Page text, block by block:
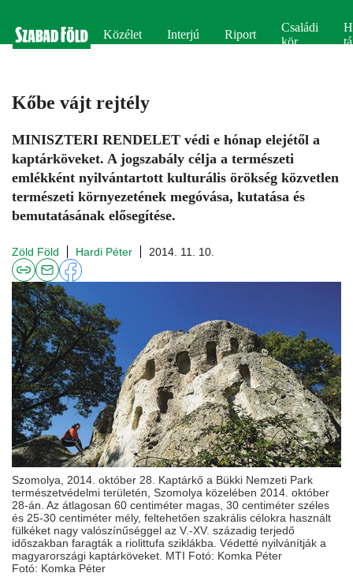
Közélet Interjú Riport
Családi
kör
Kőbe vájt rejtély
MINISZTERI RENDELET védi e hónap elejétől a
kaptárköveket. A jogszabály célja a természeti
emlékként nyilvántartott kulturális örökség közvetlen
természeti környezetének megóvása, kutatása és
bemutatásának elősegítése.
Zöld Föld Hardi Péter 2014. 11. 10.
Szomolya, 2014. október 28. Kaptárkő a Bükki Nemzeti Park
természetvédelmi területén, Szomolya közelében 2014. október
28-án. Az átlagosan 60 centiméter magas, 30 centiméter széles
és 25-30 centiméter mély, feltehetően szakrális célokra használt
fülkéket nagy valószínűséggel az V.-XV. századig terjedő
időszakban faragták a riolittufa sziklákba. Védetté nyilvánítják a
magyarországi kaptárköveket. MTI Fotó: Komka Péter
Fotó: Komka Péter